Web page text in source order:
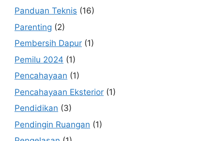
Panduan Teknis (16)
Parenting (2)
Pembersih Dapur (1)
Pemilu 2024 (1)
Pencahayaan (1)
Pencahayaan Eksterior (1)
Pendidikan (3)
Pendingin Ruangan (1)